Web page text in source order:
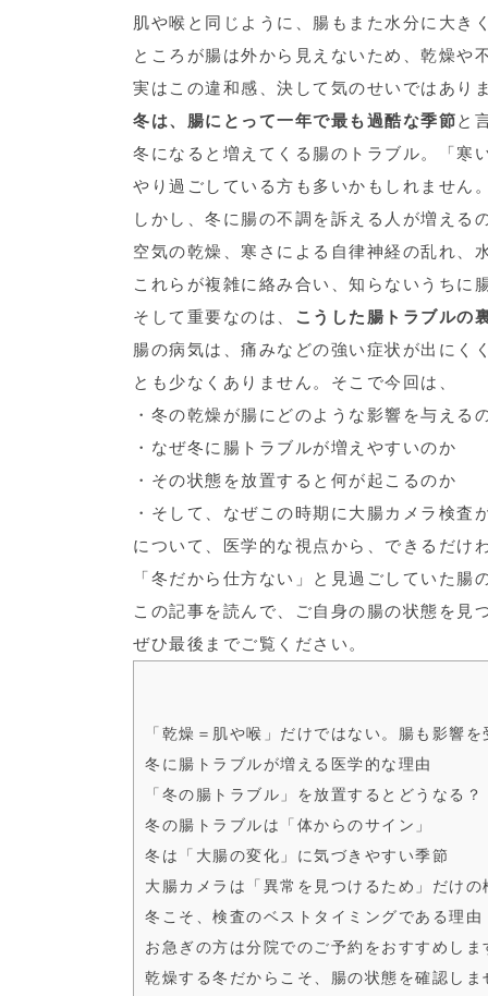
肌や喉と同じように、腸もまた水分に大き
ところが腸は外から見えないため、乾燥や
実はこの違和感、決して気のせいではあり
冬は、腸にとって一年で最も過酷な季節と
冬になると増えてくる腸のトラブル。「寒
やり過ごしている方も多いかもしれません
しかし、冬に腸の不調を訴える人が増える
空気の乾燥、寒さによる自律神経の乱れ、
これらが複雑に絡み合い、知らないうちに
そして重要なのは、 こうした腸トラブルの
腸の病気は、痛みなどの強い症状が出にく
とも少なくありません。そこで今回は、
・冬の乾燥が腸にどのような影響を与える
・なぜ冬に腸トラブルが増えやすいのか
・その状態を放置すると何が起こるのか
・そして、なぜこの時期に大腸カメラ検査
について、医学的な視点から、できるだけ
「冬だから仕方ない」と見過ごしていた
この記事を読んで、ご自身の腸の状態を見
ぜひ最後までご覧ください。
「乾燥＝肌や喉」だけではない。腸も影響
冬に腸トラブルが増える医学的な理由
「冬の腸トラブル」を放置するとどうなる？
冬の腸トラブルは「体からのサイン」
冬は「大腸の変化」に気づきやすい季節
大腸カメラは「異常を見つけるため」だけ
冬こそ、検査のベストタイミングである理由
お急ぎの方は分院でのご予約をおすすめしま
乾燥する冬だからこそ、腸の状態を確認しま